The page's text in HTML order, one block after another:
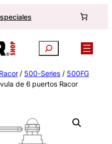
Buscar
/ 500-Series / 500FG
de 6 puertos Racor